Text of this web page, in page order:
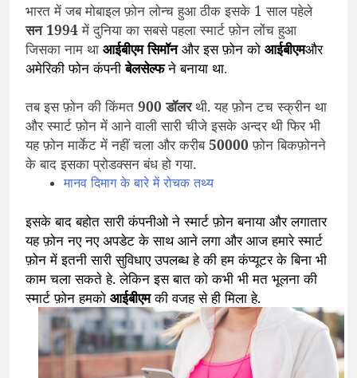
भारत में जब मोबाइल फ़ोन लोन्च हुआ ठीक इसके 1 साल पहेले
सन 1994में दुनिया का सबसे पहला स्मार्ट फ़ोन लोंच हुआ
जिसका नाम था आईबीएम सिमॉनऔर इस फ़ोन को आईबीएमऔर
अमेरिकी फोन कंपनीबेलसेल्फने बनाया था.
तब इस फ़ोन की किंमत 900 डॉलरथी. यह फ़ोन टच स्क्रीन था
और स्मार्ट फ़ोन में आने वाली सारी चीजे इसके अन्दर थी फिर भी
यह फ़ोन मार्केट में नहीं चला और करीब50000 फ़ोन बिकफ़ोनने
के बाद इसका प्रोडक्सन बंध हो गया.
मानव दिमाग के बारे में रोचक तथ्य
इसके बाद बहोत सारी कंपनीओ ने स्मार्ट फ़ोन बनाया और लगातार
यह फ़ोन नए नए अपडेट के साथ आने लगा और आज हमारे स्मार्ट
फ़ोन में इतनी सारी सुविधाए उपलब्ध हे की हम कंप्यूटर के बिना भी
काम चला सकते हे. लेकिन इस बात को कभी भी मत भूलना की
स्मार्ट फ़ोन हमको आईबीएमकी वजह से ही मिला हे.